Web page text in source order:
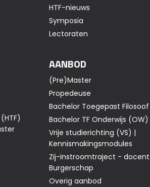
HTF-nieuws
Symposia
Lectoraten
AANBOD
(Pre)Master
Propedeuse
Bachelor Toegepast
Bachelor TF Onderwijs (OW)
Vrije studierichting (VS) |
Kennismakingsmodules
Zij-instroomtraject - docent
Burgerschap
Overig aanbod